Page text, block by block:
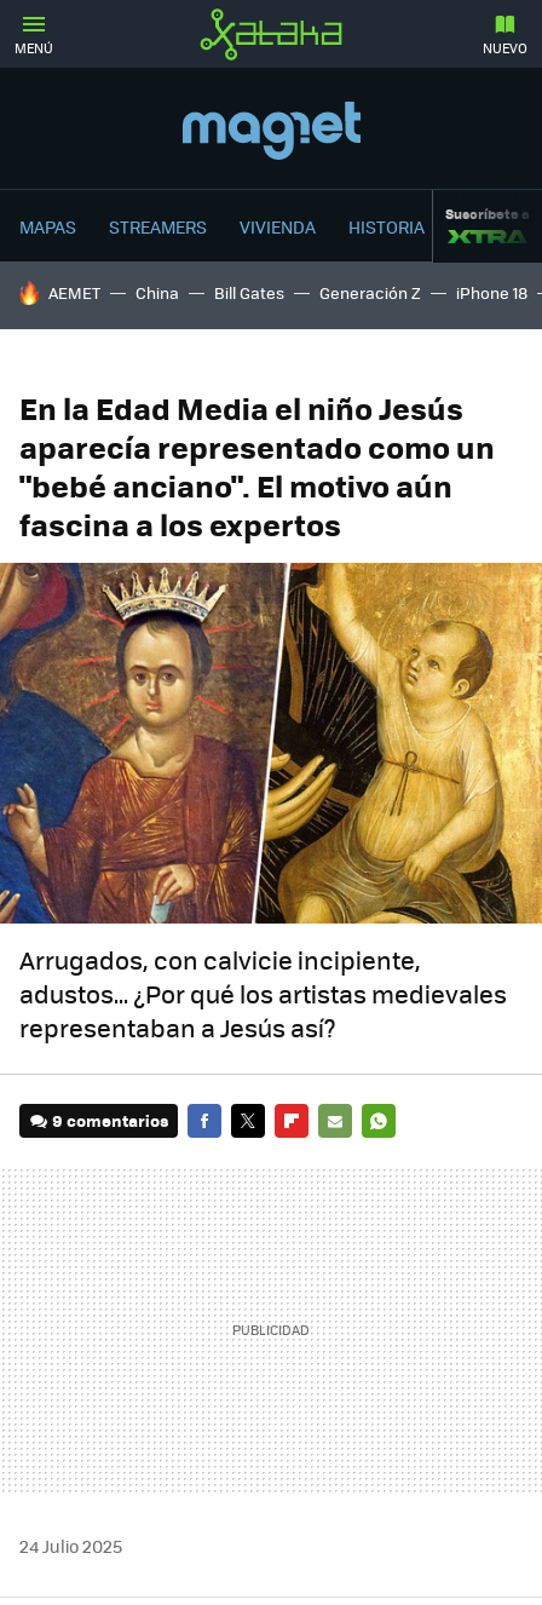
MENÚ NUEVO
MAPAS STREAMERS VIVIENDA HISTORIA Suscríbete a
HOY SE HABLA DE
AEMET China Bill Gates Generación Z iPhone 18
En la Edad Media el niño Jesús
aparecía representado como un
"bebé anciano". El motivo aún
fascina a los expertos
Arrugados, con calvicie incipiente,
adustos... ¿Por qué los artistas medievales
representaban a Jesús así?
9 comentarios
MAIL
24 Julio 2025